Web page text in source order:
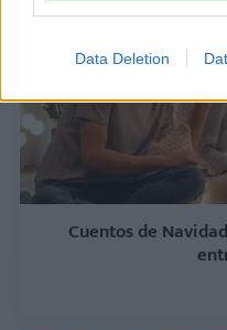
Data Deletion
Cuentos de